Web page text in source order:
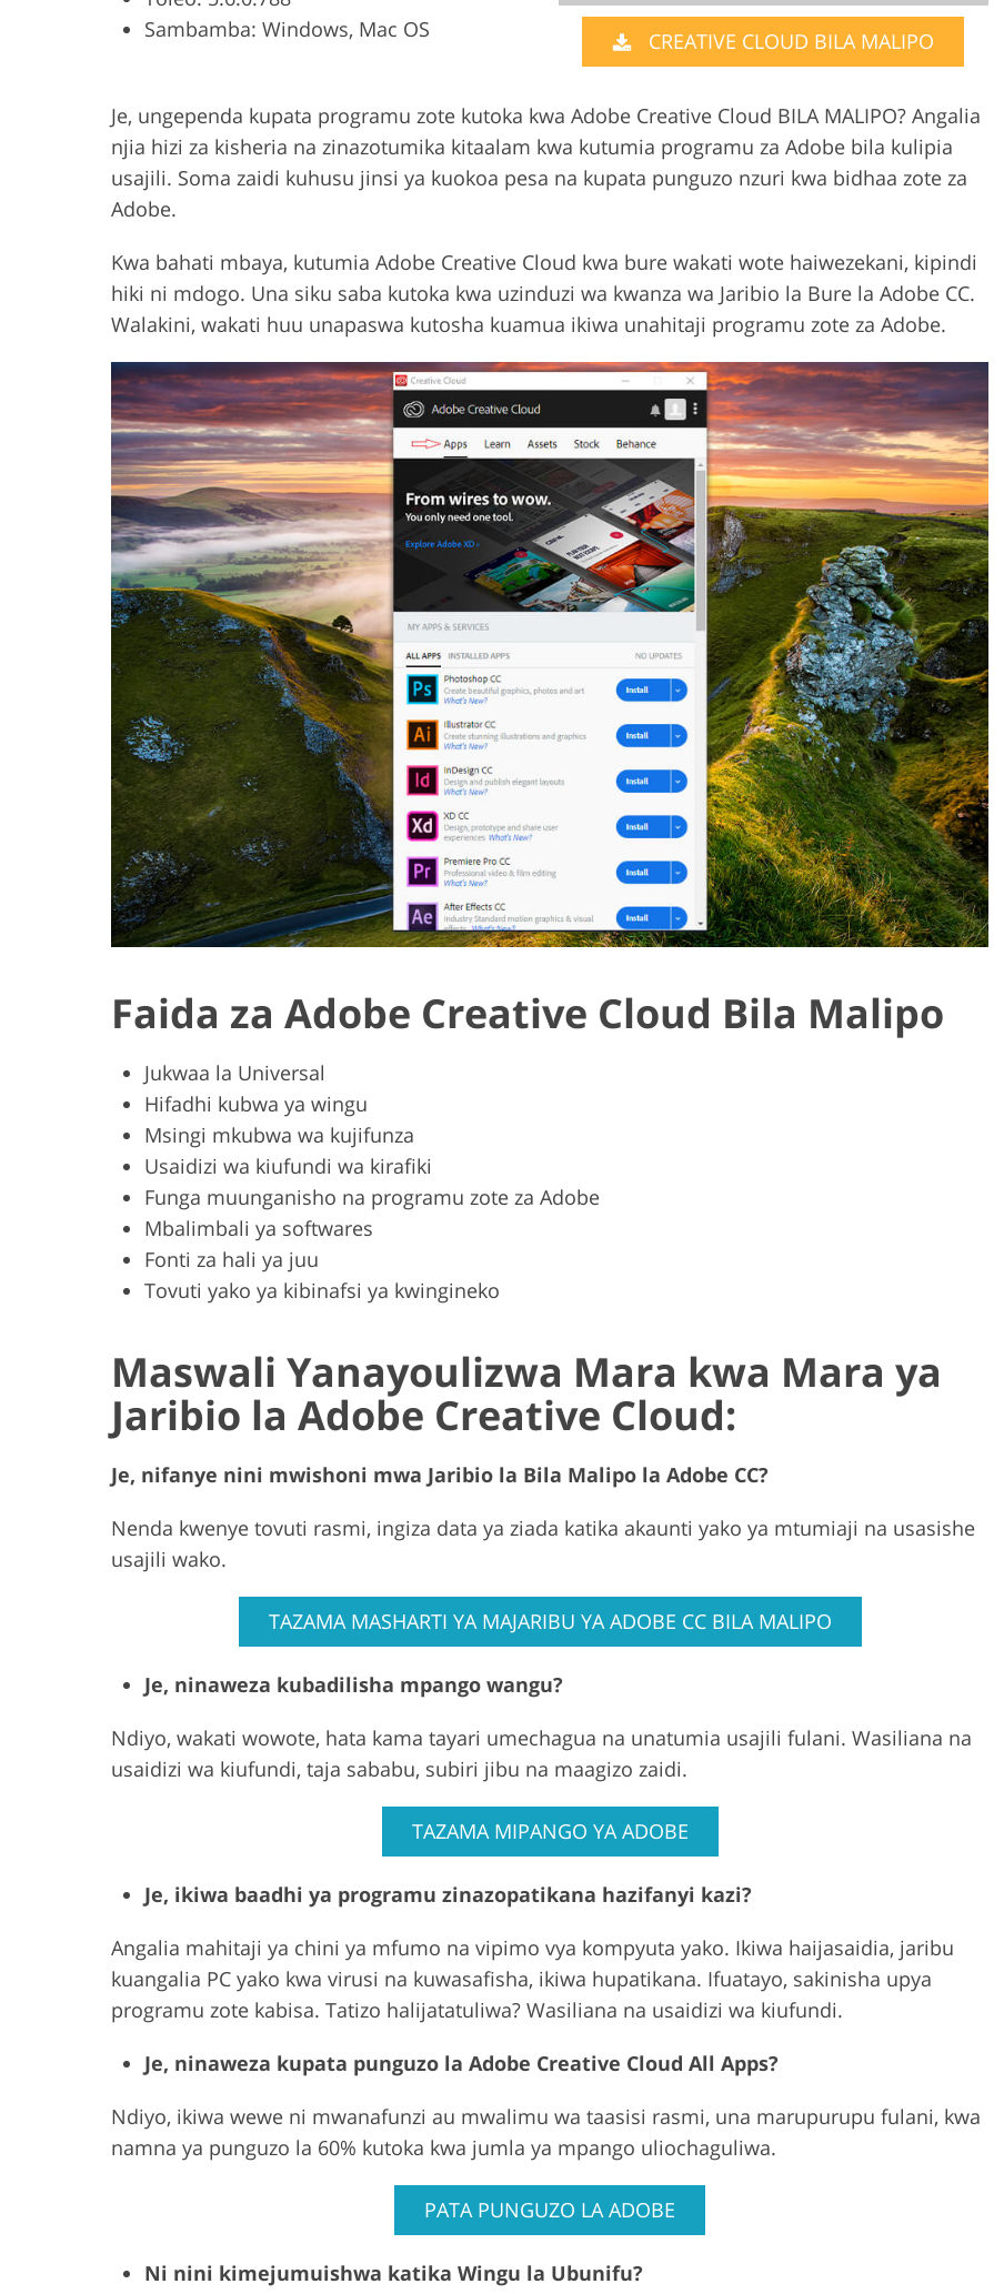
Product Photo Editing AI Training Data Video Editing
Sambamba: Windows, Mac OS
CREATIVE CLOUD BILA MALIPO
Je, ungependa kupata programu zote kutoka kwa Adobe Creative Cloud BILA MALIPO? Angalia
njia hizi za kisheria na zinazotumika kitaalam kwa kutumia programu za Adobe bila kulipia
usajili. Soma zaidi kuhusu jinsi ya kuokoa pesa na kupata punguzo nzuri kwa bidhaa zote za
Adobe.
Kwa bahati mbaya, kutumia Adobe Creative Cloud kwa bure wakati wote haiwezekani, kipindi
hiki ni mdogo. Una siku saba kutoka kwa uzinduzi wa kwanza wa Jaribio la Bure la Adobe CC.
Walakini, wakati huu unapaswa kutosha kuamua ikiwa unahitaji programu zote za Adobe.
Faida za Adobe Creative Cloud Bila Malipo
Jukwaa la Universal
Hifadhi kubwa ya wingu
Msingi mkubwa wa kujifunza
Usaidizi wa kiufundi wa kirafiki
Funga muunganisho na programu zote za Adobe
Mbalimbali ya softwares
Fonti za hali ya juu
Tovuti yako ya kibinafsi ya kwingineko
Maswali Yanayoulizwa Mara kwa Mara ya
Jaribio la Adobe Creative Cloud:
Je, nifanye nini mwishoni mwa Jaribio la Bila Malipo la Adobe CC?
Nenda kwenye tovuti rasmi, ingiza data ya ziada katika akaunti yako ya mtumiaji na usasishe
usajili wako.
TAZAMA MASHARTI YA MAJARIBU YA ADOBE CC BILA MALIPO
Je, ninaweza kubadilisha mpango wangu?
Ndiyo, wakati wowote, hata kama tayari umechagua na unatumia usajili fulani. Wasiliana na
usaidizi wa kiufundi, taja sababu, subiri jibu na maagizo zaidi.
TAZAMA MIPANGO YA ADOBE
Je, ikiwa baadhi ya programu zinazopatikana hazifanyi kazi?
Angalia mahitaji ya chini ya mfumo na vipimo vya kompyuta yako. Ikiwa haijasaidia, jaribu
kuangalia PC yako kwa virusi na kuwasafisha, ikiwa hupatikana. Ifuatayo, sakinisha upya
programu zote kabisa. Tatizo halijatatuliwa? Wasiliana na usaidizi wa kiufundi.
Je, ninaweza kupata punguzo la Adobe Creative Cloud All Apps?
Ndiyo, ikiwa wewe ni mwanafunzi au mwalimu wa taasisi rasmi, una marupurupu fulani, kwa
namna ya punguzo la 60% kutoka kwa jumla ya mpango uliochaguliwa.
PATA PUNGUZO LA ADOBE
Ni nini kimejumuishwa katika Wingu la Ubunifu?